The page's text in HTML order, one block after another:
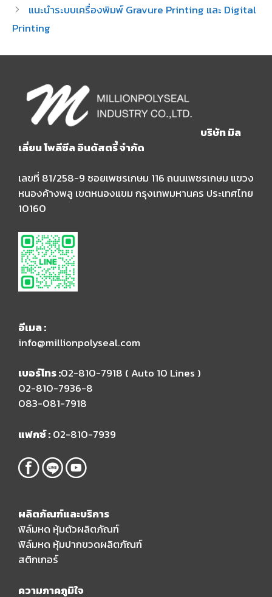
แนะนำระบบเครื่องพิมพ์ Gravure Printing และ Digital
Printing
บริษัท มิล
เลี่ยน โพลีซีล อินดัสตรี้ จำกัด
เลขที่ 81/258-9 ซอยเพชรเกษม 116 ถนนเพชรเกษม แขวง
หนองค้างพลู เขตหนองแขม กรุงเทพมหานคร ประเทศไทย
10160
อีเมล​ :
info@millionpolyseal.com
เบอร์โทร :02-810-7918 ( Auto 10 Lines )​
02-810-7936-8
083-081-7918
แฟกซ์ :02-810-7939
ผลิตภัณฑ์และบริการ
ฟิล์มหด หุ้มตัวผลิตภัณฑ์
ฟิล์มหด หุ้มปากขวดผลิตภัณฑ์
สติกเกอร์
ความภาคภูมิใจ